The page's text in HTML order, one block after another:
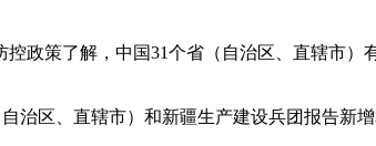
控政策了解，中国31个省（自治区、直辖市
治区、直辖市）和新疆生产建设兵团报告新